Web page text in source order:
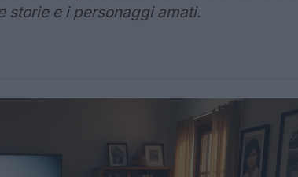
storie e i personaggi amati.